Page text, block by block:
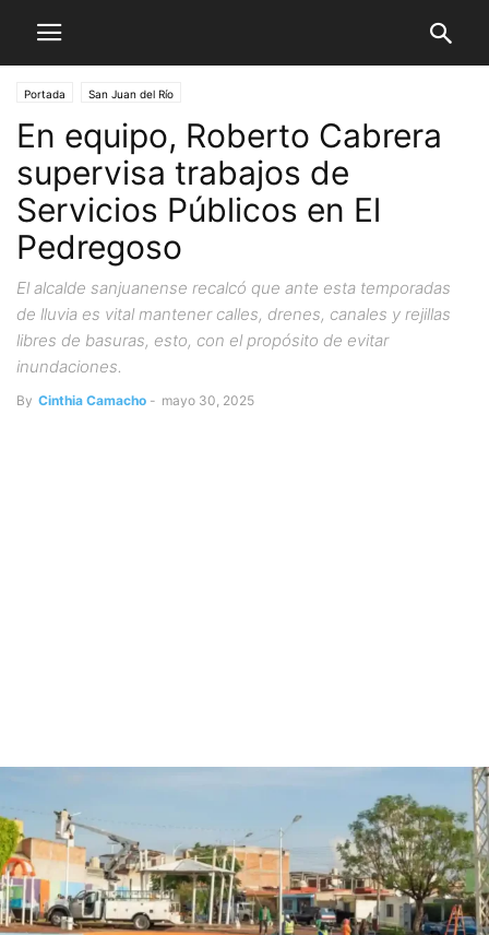
Portada San Juan del Río
En equipo, Roberto Cabrera
supervisa trabajos de
Servicios Públicos en El
Pedregoso
El alcalde sanjuanense recalcó que ante esta temporadas
de lluvia es vital mantener calles, drenes, canales y rejillas
libres de basuras, esto, con el propósito de evitar
inundaciones.
By Cinthia Camacho - mayo 30, 2025